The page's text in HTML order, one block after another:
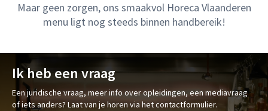
Maar geen zorgen, ons smaakvol Horeca Vlaanderen
menu ligt nog steeds binnen handbereik!
Ik heb een vraag
Een juridische vraag, meer info over opleidingen, een mediavraag
of iets anders? Laat van je horen via het contactformulier.